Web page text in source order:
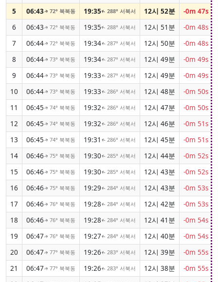
5
06:43↑72° 북북동 19:35↑288° 서북서 12시 52분 -0m 47s
6
06:43↑72° 북북동 19:35↑ 288° 서북서 12시 51분 -0m 48s
7
06:44↑72° 북북동 19:34↑ 287° 서북서 12시 50분 -0m 48s
8
06:44↑73° 북북동 19:34↑ 287° 서북서 12시 49분 -0m 49s
9
06:44↑73° 북북동 19:33↑ 287° 서북서 12시 49분 -0m 49s
10
06:44↑73° 북북동 19:33↑ 286° 서북서 12시 48분 -0m 50s
11
06:45↑ 74° 북북동 19:32↑ 286° 서북서 12시 47분 -0m 50s
12
06:45↑ 74° 북북동 19:32↑ 286° 서북서 12시 46분 -0m 51s
13
06:45↑ 74° 북북동 19:31 ↑ 286° 서북서 12시 45분 -0m 51s
14
06:46↑ 75° 북북동 19:30↑ 285° 서북서 12시 44분 -0m 52s
15
06:46↑ 75° 북북동 19:30↑ 285° 서북서 12시 43분 -0m 52s
16
06:46↑ 75° 북북동 19:29↑ 284° 서북서 12시 43분 -0m 53s
17
06:46↑ 76° 북북동 19:28↑ 284° 서북서 12시 42분 -0m 53s
18
06:46↑ 76° 북북동 19:28↑ 284° 서북서 12시 41분 -0m 54s
19
06:47↑ 76° 북북동 19:27↑ 284° 서북서 12시 40분 -0m 54s
20
06:47↑ 77° 북북동 19:26↑ 283° 서북서 12시 39분 -0m 55s
21
06:47↑ 77° 북북동 19:26↑ 283° 서북서 12시 38분 -0m 55s